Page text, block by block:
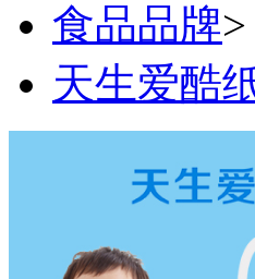
食品品牌>
天生爱酷